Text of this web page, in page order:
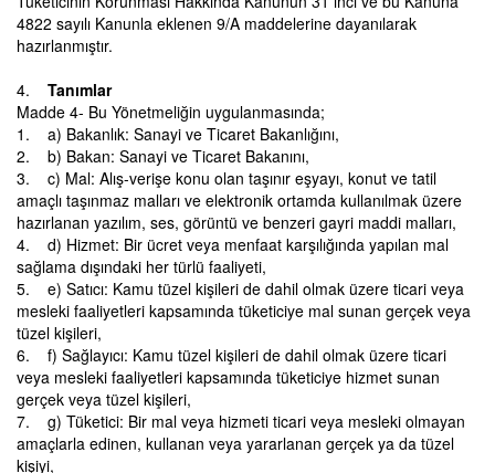
4822 sayılı Kanunla eklenen 9/A maddelerine dayanılarak
hazırlanmıştır.
4. Tanımlar
Madde 4- Bu Yönetmeliğin uygulanmasında;
1. a) Bakanlık: Sanayi ve Ticaret Bakanlığını,
2. b) Bakan: Sanayi ve Ticaret Bakanını,
3. c) Mal: Alış-verişe konu olan taşınır eşyayı, konut ve tatil
amaçlı taşınmaz malları ve elektronik ortamda kullanılmak üzere
hazırlanan yazılım, ses, görüntü ve benzeri gayri maddi malları,
4. d) Hizmet: Bir ücret veya menfaat karşılığında yapılan mal
sağlama dışındaki her türlü faaliyeti,
5. e) Satıcı: Kamu tüzel kişileri de dahil olmak üzere ticari veya
mesleki faaliyetleri kapsamında tüketiciye mal sunan gerçek veya
tüzel kişileri,
6. f) Sağlayıcı: Kamu tüzel kişileri de dahil olmak üzere ticari
veya mesleki faaliyetleri kapsamında tüketiciye hizmet sunan
gerçek veya tüzel kişileri,
7. g) Tüketici: Bir mal veya hizmeti ticari veya mesleki olmayan
amaçlarla edinen, kullanan veya yararlanan gerçek ya da tüzel
kişiyi,